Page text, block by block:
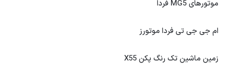
موتورهای MG5 فردا
ام جی جی تی فردا موتورز
زمین ماشین تک رنگ پکن X55